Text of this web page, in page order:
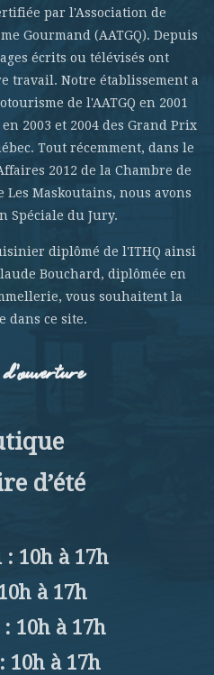
par l'Association de
Gourmand (AATGQ). Depuis
écrits ou télévisés ont
travail. Notre établissement a
de l'AATGQ en 2001
2003 et 2004 des Grand Prix
Tout récemment, dans le
2012 de la Chambre de
Maskoutains, nous avons
Spéciale du Jury.
diplômé de l'ITHQ ainsi
Bouchard, diplômée en
vous souhaitent la
dans ce site.
d’été
10h à 17h
à 17h
10h à 17h
10h à 17h